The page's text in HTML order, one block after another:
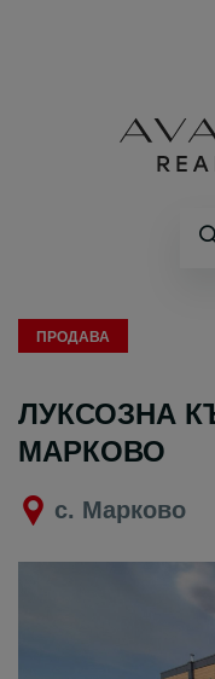
ПРОДАВА
ЛУКСОЗНА
МАРКОВО
с. Марково